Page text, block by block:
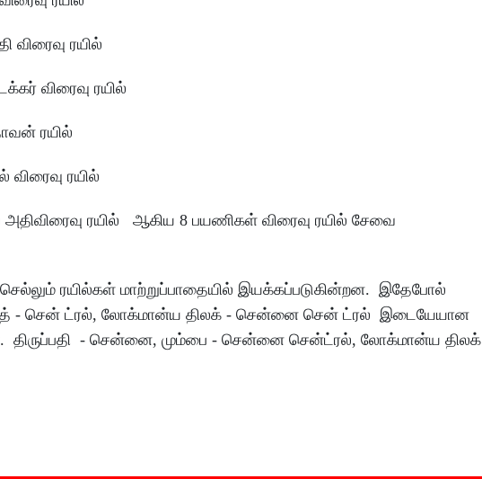
விரைவு ரயில்
விரைவு ரயில்
ரயில்
ரயில்
ரயில் ஆகிய 8 பயணிகள் விரைவு ரயில் சேவை
செல்லும் ரயில்கள் மாற்றுப்பாதையில் இயக்கப்படுகின்றன. இதேபோல்
- சென் ட்ரல், லோக்மான்ய திலக் - சென்னை சென் ட்ரல் இடையேயான
திருப்பதி - சென்னை, மும்பை - சென்னை சென்ட்ரல், லோக்மான்ய திலக்